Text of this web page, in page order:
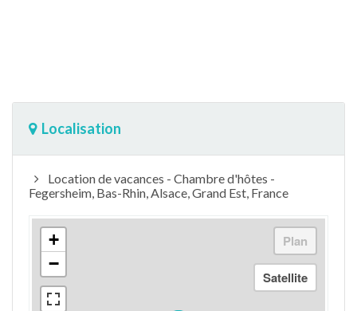
Localisation
Location de vacances - Chambre d'hôtes -
Fegersheim, Bas-Rhin, Alsace, Grand Est, France
+
−